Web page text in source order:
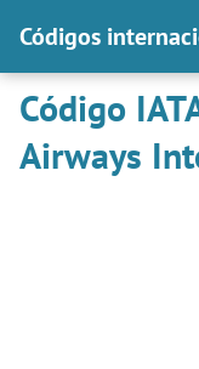
Códigos
Código
Airways